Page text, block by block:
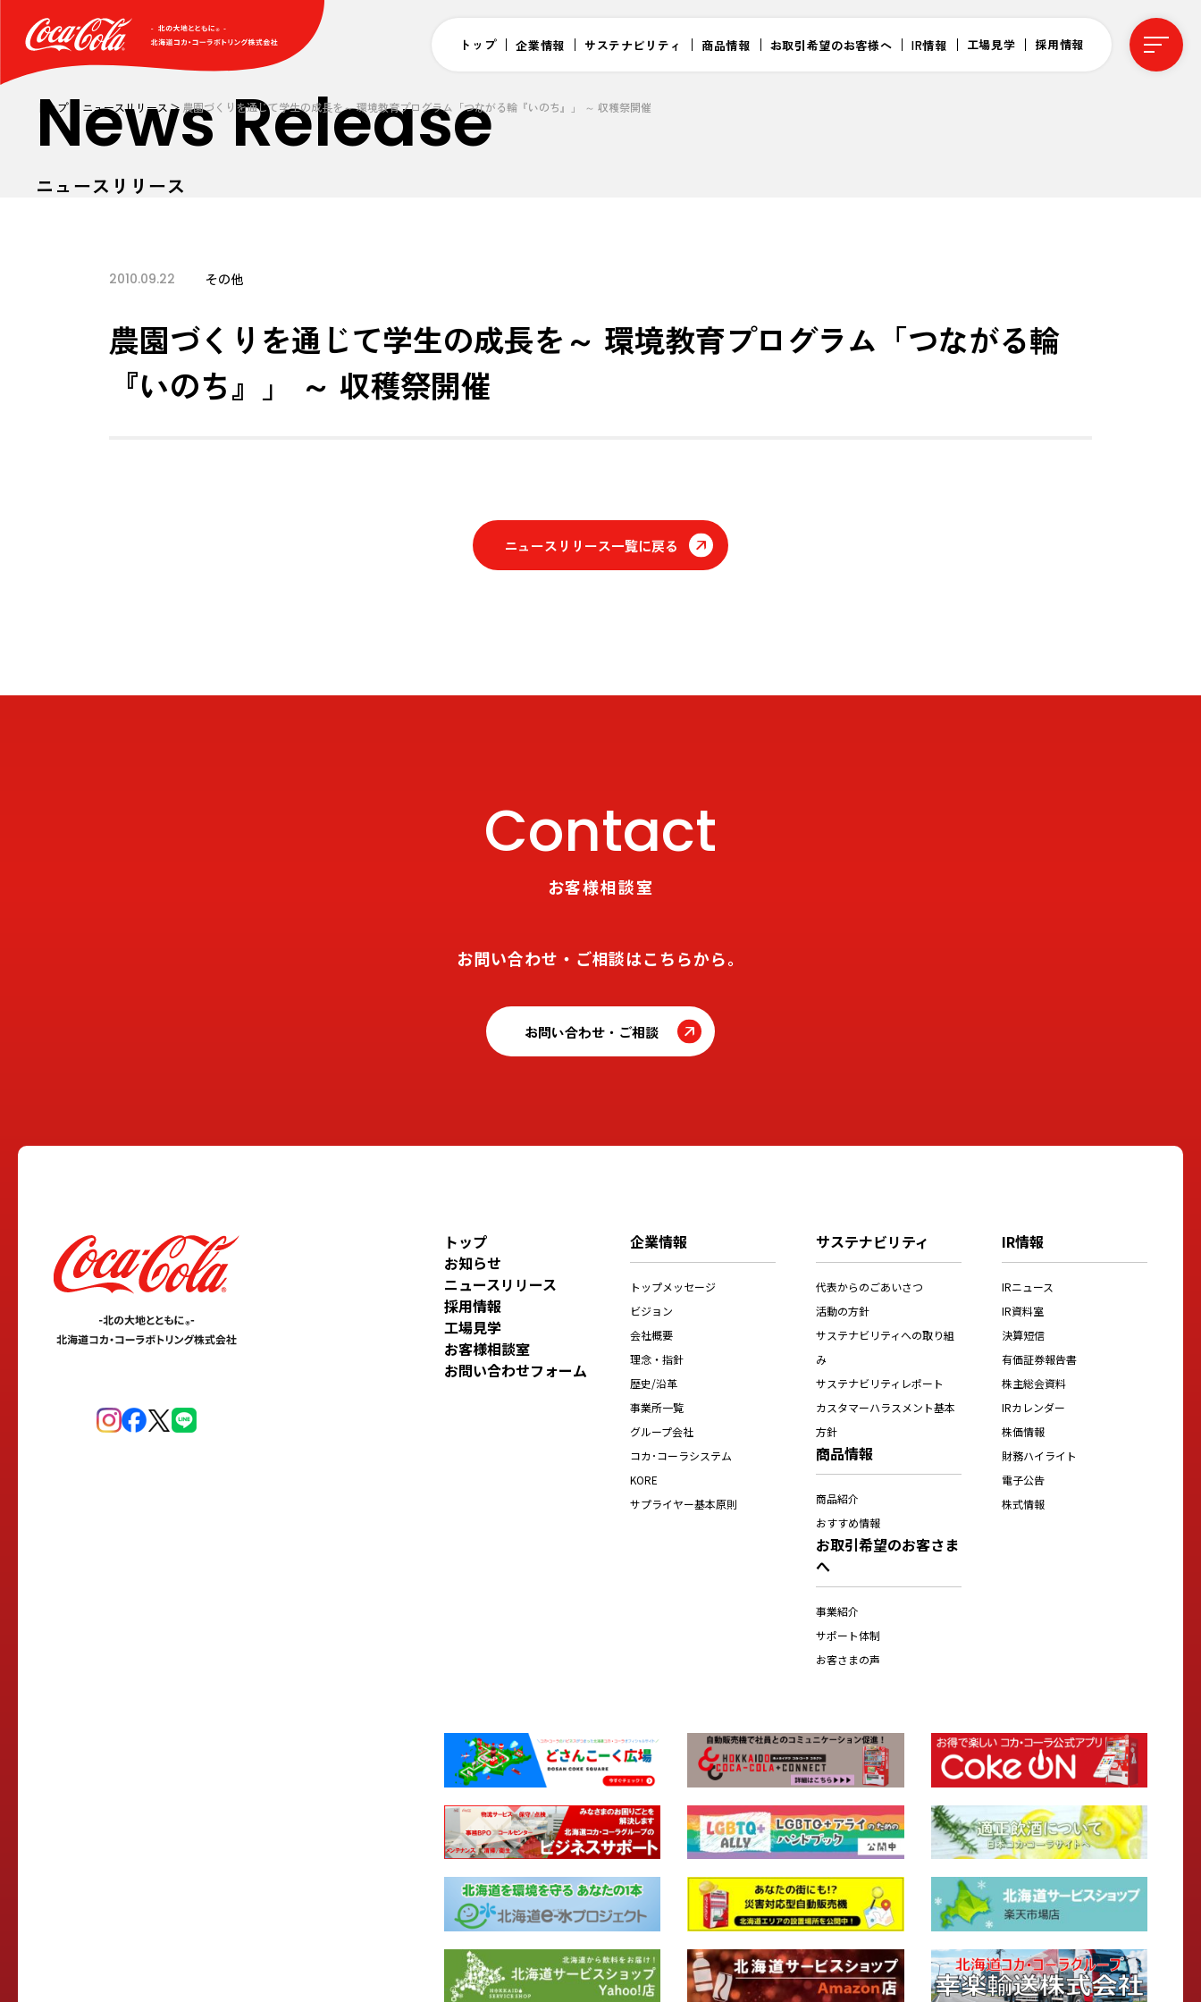
トップ 企業情報 サステナビリティ 商品情報 お取引希望のお客様へ IR情報 工場見学 採用情報
トップ ニュースリリース 農園づくりを通じて学生の成長を～ 環境教育プログラム「つながる輪『いのち』」 ～ 収穫祭開催
News Release
ニュースリリース
2010.09.22 その他
農園づくりを通じて学生の成長を～ 環境教育プログラム「つながる輪
『いのち』」 ～ 収穫祭開催
ニュースリリース一覧に戻る
Contact
お客様相談室
お問い合わせ・ご相談はこちらから。
お問い合わせ・ご相談
トップ
お知らせ
ニュースリリース
採用情報
工場見学
お客様相談室
お問い合わせフォーム
企業情報
トップメッセージ
ビジョン
会社概要
理念・指針
歴史/沿革
事業所一覧
グループ会社
コカ･コーラシステム
KORE
サプライヤー基本原則
サステナビリティ
代表からのごあいさつ
活動の方針
サステナビリティへの取り組
み
サステナビリティレポート
カスタマーハラスメント基本
方針
商品情報
商品紹介
おすすめ情報
お取引希望のお客さま
へ
事業紹介
サポート体制
お客さまの声
IR情報
IRニュース
IR資料室
決算短信
有価証券報告書
株主総会資料
IRカレンダー
株価情報
財務ハイライト
電子公告
株式情報